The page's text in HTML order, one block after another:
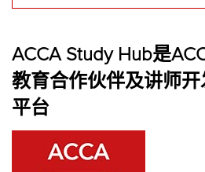
ACCA Study Hub是
教育合作伙伴及讲师
平台